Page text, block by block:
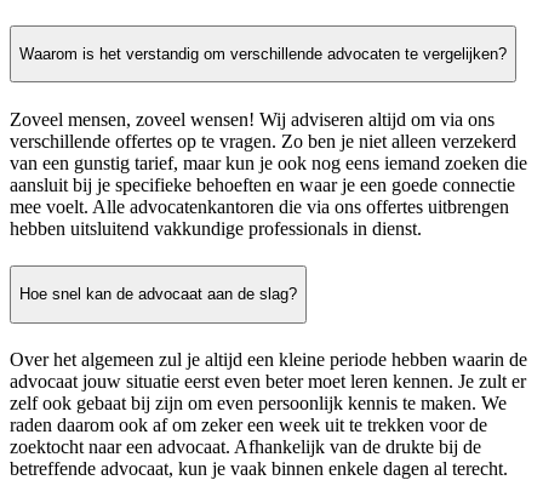
Waarom is het verstandig om verschillende advocaten te vergelijken?
Zoveel mensen, zoveel wensen! Wij adviseren altijd om via ons
verschillende offertes op te vragen. Zo ben je niet alleen verzekerd
van een gunstig tarief, maar kun je ook nog eens iemand zoeken die
aansluit bij je specifieke behoeften en waar je een goede connectie
mee voelt. Alle advocatenkantoren die via ons offertes uitbrengen
hebben uitsluitend vakkundige professionals in dienst.
Hoe snel kan de advocaat aan de slag?
Over het algemeen zul je altijd een kleine periode hebben waarin de
advocaat jouw situatie eerst even beter moet leren kennen. Je zult er
zelf ook gebaat bij zijn om even persoonlijk kennis te maken. We
raden daarom ook af om zeker een week uit te trekken voor de
zoektocht naar een advocaat. Afhankelijk van de drukte bij de
betreffende advocaat, kun je vaak binnen enkele dagen al terecht.